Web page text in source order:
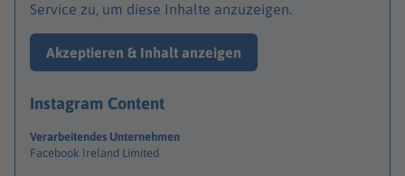
Service zu, um diese Inhalte anzuzeigen.
Akzeptieren & Inhalt anzeigen
Instagram Content
Verarbeitendes Unternehmen
Facebook Ireland Limited